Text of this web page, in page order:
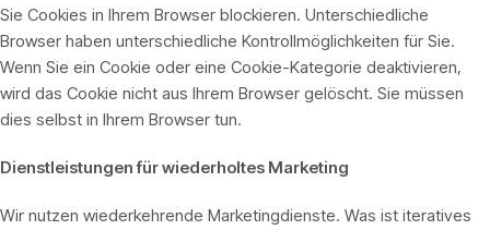
Sie Cookies in Ihrem Browser blockieren. Unterschiedliche
Browser haben unterschiedliche Kontrollmöglichkeiten für Sie.
Wenn Sie ein Cookie oder eine Cookie-Kategorie deaktivieren,
wird das Cookie nicht aus Ihrem Browser gelöscht. Sie müssen
dies selbst in Ihrem Browser tun.
Dienstleistungen für wiederholtes Marketing
Wir nutzen wiederkehrende Marketingdienste. Was ist iteratives